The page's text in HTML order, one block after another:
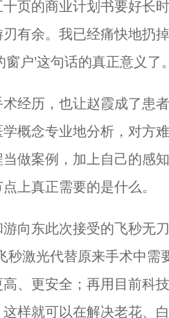
页的商业计划书要好长
有余。我已经痛快地扔
窗户’这句话的真正意义了
历，也让赵霞成了患者
概念专业地分析，对方
做案例，加上自己的感
上真正需要的是什么。
东此次接受的飞秒无刀
秒激光代替原来手术中
、更安全；再用目前科
样就可以在解决老花、